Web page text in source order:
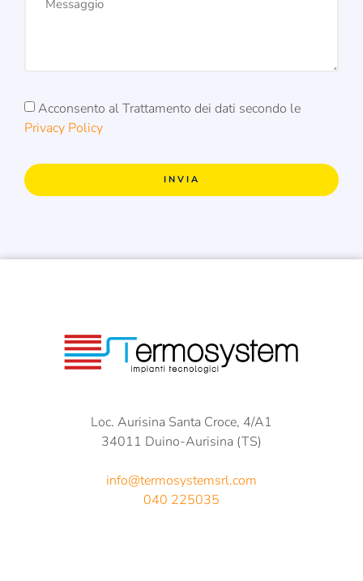
Acconsento al Trattamento dei dati secondo le
Privacy Policy
INVIA
Loc. Aurisina Santa Croce, 4/A1
34011 Duino-Aurisina (TS)
info@termosystemsrl.com
040 225035